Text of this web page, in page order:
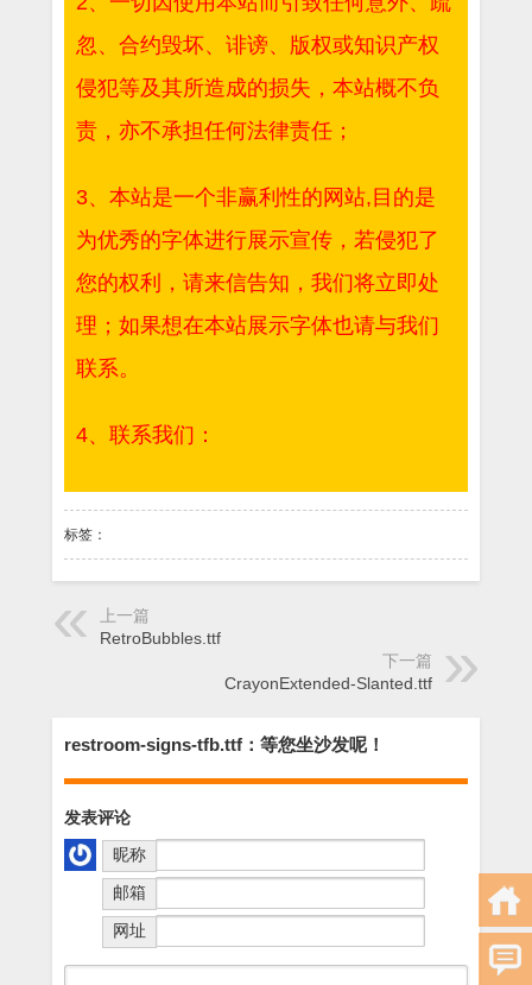
忽、合约毁坏、诽谤、版权或知识产权
侵犯等及其所造成的损失，本站概不负
责，亦不承担任何法律责任；
3、本站是一个非赢利性的网站,目的是
为优秀的字体进行展示宣传，若侵犯了
您的权利，请来信告知，我们将立即处
理；如果想在本站展示字体也请与我们
联系。
4、联系我们：
标签：
上一篇
RetroBubbles.ttf
下一篇
CrayonExtended-Slanted.ttf
restroom-signs-tfb.ttf：等您坐沙发呢！
发表评论
昵称
邮箱
网址